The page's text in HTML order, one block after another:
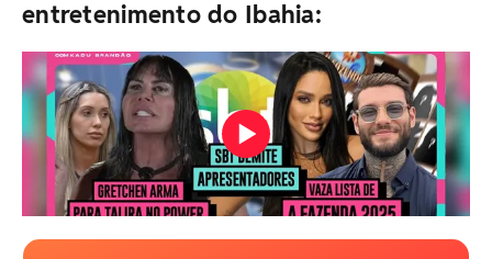
entretenimento do Ibahia: